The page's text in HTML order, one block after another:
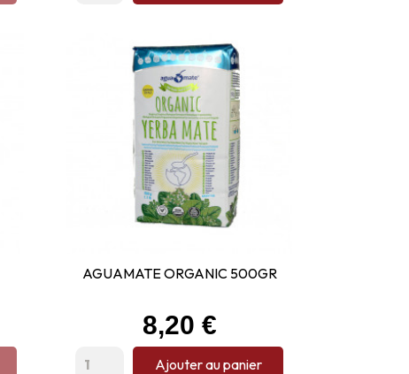
AGUAMATE ORGANIC 500GR
Prix
8,20 €
Ajouter au panier